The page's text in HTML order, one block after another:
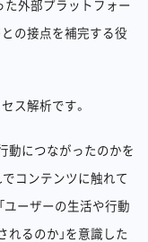
た外部プラットフォー
との接点を補完する役
ス解析です。
動につながったのかを
コンテンツに触れて
ユーザーの生活や行動
れるのか」を意識した